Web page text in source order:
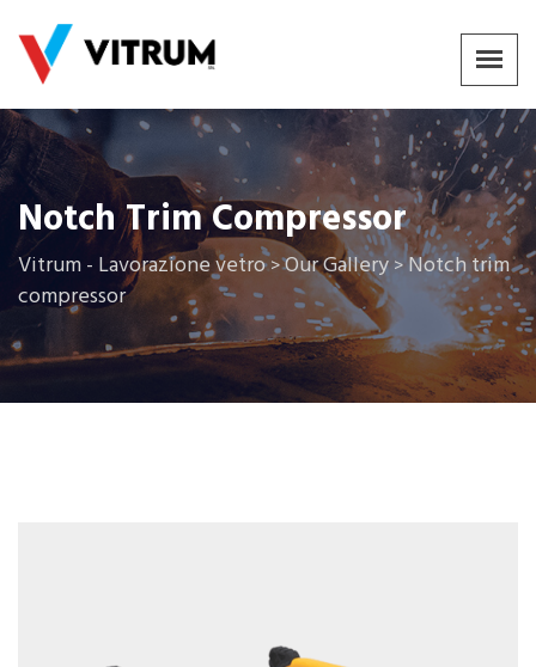
Notch Trim Compressor
Vitrum - Lavorazione vetro>Our Gallery>Notch trim
compressor